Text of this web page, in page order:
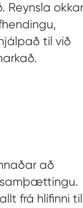
Reynsla okkar
til við
að
samþættingu.
frá hlífinni til